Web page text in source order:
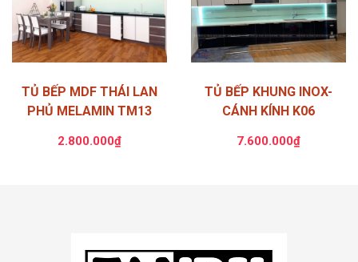
TỦ BẾP MDF THÁI LAN
PHỦ MELAMIN TM13
2.800.000₫
TỦ BẾP KHUNG INOX-
CÁNH KÍNH K06
7.600.000₫